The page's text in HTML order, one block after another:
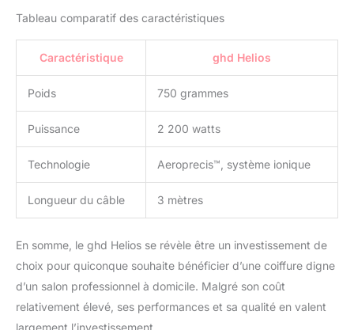
Tableau comparatif des caractéristiques
Caractéristique ghd Helios
Poids 750 grammes
Puissance 2 200 watts
Technologie Aeroprecis™, système ionique
Longueur du câble 3 mètres
En somme, le ghd Helios se révèle être un investissement de
choix pour quiconque souhaite bénéficier d’une coiffure digne
d’un salon professionnel à domicile. Malgré son coût
relativement élevé, ses performances et sa qualité en valent
largement l’investissement.